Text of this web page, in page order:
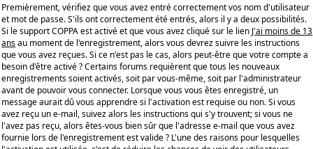
Premièrement, vérifiez que vous avez entré correctement vos nom d'utilisateur
et mot de passe. S'ils ont correctement été entrés, alors il y a deux possibilités.
Si le support COPPA est activé et que vous avez cliqué sur le lien J'ai moins de 13
ansau moment de l'enregistrement, alors vous devrez suivre les instructions
que vous avez reçues. Si ce n'est pas le cas, alors peut-être que votre compte a
besoin d'être activé ? Certains forums requièrent que tous les nouveaux
enregistrements soient activés, soit par vous-même, soit par l'administrateur
avant de pouvoir vous connecter. Lorsque vous vous êtes enregistré, un
message aurait dû vous apprendre si l'activation est requise ou non. Si vous
avez reçu un e-mail, suivez alors les instructions qui s'y trouvent; si vous ne
l'avez pas reçu, alors êtes-vous bien sûr que l'adresse e-mail que vous avez
fournie lors de l'enregistrement est valide ? L'une des raisons pour lesquelles